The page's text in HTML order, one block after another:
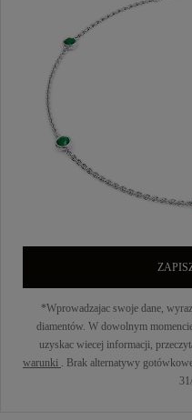
*Wprowadzajac swoje dane,
diamentów. W dowolnym
uzyskac wiecej informacji,
warunki . Brak alternatywy